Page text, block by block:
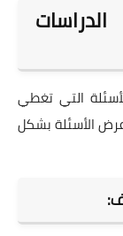
التي تغطي
الأسئلة بشكل